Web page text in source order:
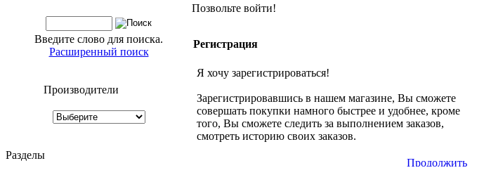
Введите слово для поиска.
Расширенный поиск
Производители
Разделы
Позвольте войти!
Регистрация
Я хочу зарегистрироваться!
Зарегистрировавшись в нашем магазине, Вы сможете
совершать покупки намного быстрее и удобнее, кроме
того, Вы сможете следить за выполнением заказов,
смотреть историю своих заказов.